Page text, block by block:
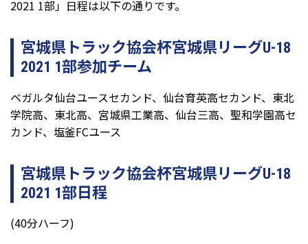
2021 1部」日程は以下の通りです。
宮城県トラック協会杯宮城県リーグU-18
2021 1部参加チーム
ベガルタ仙台ユースセカンド、仙台育英高セカンド、東北
学院高、東北高、宮城県工業高、仙台三高、聖和学園高セ
カンド、塩釜FCユース
宮城県トラック協会杯宮城県リーグU-18
2021 1部日程
(40分ハーフ)